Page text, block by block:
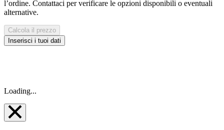
l’ordine. Contattaci per verificare le opzioni disponibili o eventuali
alternative.
Calcola il prezzo
Inserisci i tuoi dati
Loading...